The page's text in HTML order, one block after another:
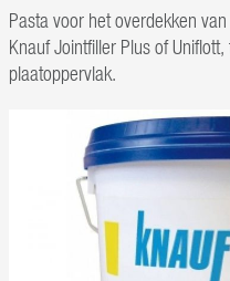
Pasta voor het overdekken
Knauf Jointfiller Plus of
plaatoppervlak.